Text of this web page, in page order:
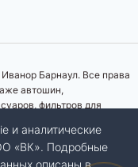
Барнаул. Все права
автошин,
фильтров для
о товарах, их
ни при каких
положениями
и аналитические
«ВК». Подробные